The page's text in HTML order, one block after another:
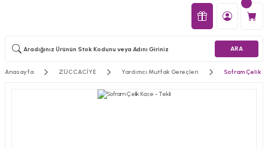
ARA
Anasayfa ZÜCCACİYE Yardımcı Mutfak Gereçleri Sofram Çelik